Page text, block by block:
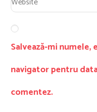
Salvează-mi numele,
navigator pentru
comentez.